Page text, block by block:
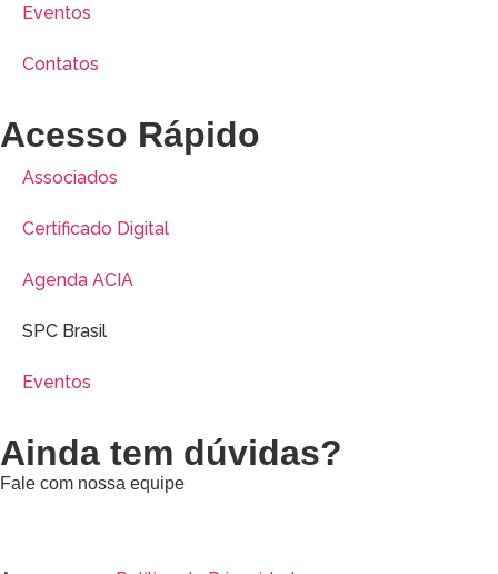
Eventos
Contatos
Acesso Rápido
Associados
Certificado Digital
Agenda ACIA
SPC Brasil
Eventos
Ainda tem dúvidas?
Fale com nossa equipe